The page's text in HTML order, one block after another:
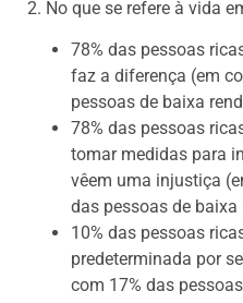
2. No que se refere à vida
78% das pessoas
faz a diferença (em
pessoas de baixa
78% das pessoas
tomar medidas para
vêem uma injustiça
das pessoas de baixa
10% das pessoas
predeterminada por
com 17% das